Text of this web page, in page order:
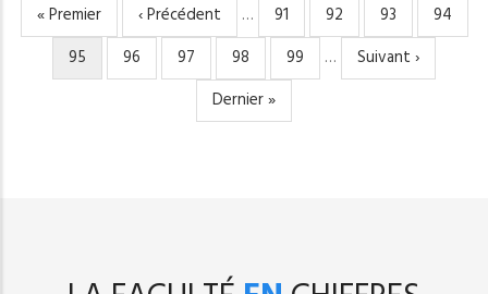
PAGINATION
Première
page
« Premier
Page
précédente
‹ Précédent … Page
91 Page
92 Page
93 Page
94
Page
courante
95 Page
96 Page
97 Page
98 Page
99 …
Page
suivante
Suivant ›
Dernière
page
Dernier »